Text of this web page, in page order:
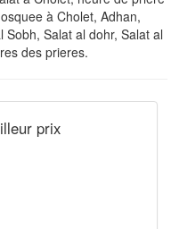
à Cholet, Adhan,
Salat al dohr, Salat al
des prieres.
prix